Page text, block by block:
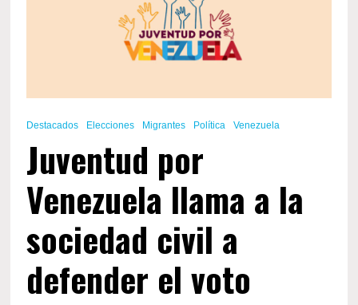
Destacados Elecciones Migrantes Política Venezuela
Juventud por
Venezuela llama a la
sociedad civil a
defender el voto